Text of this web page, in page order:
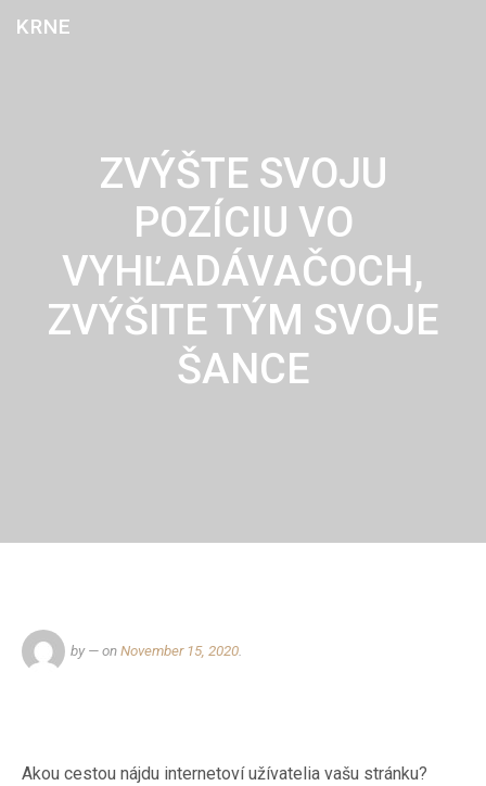
KRNE
ZVÝŠTE SVOJU
POZÍCIU VO
VYHĽADÁVAČOCH,
ZVÝŠITE TÝM SVOJE
ŠANCE
by — on November 15, 2020
Akou cestou nájdu internetoví užívatelia vašu stránku?